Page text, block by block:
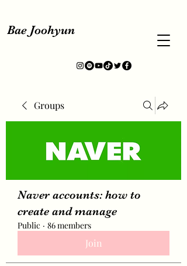
Bae Joohyun
Groups
Naver accounts: how to
create and manage
Public · 86 members
Join